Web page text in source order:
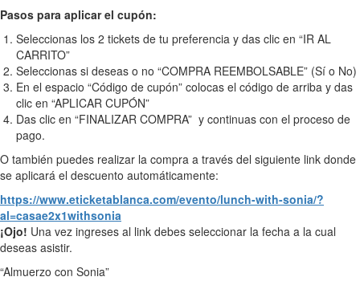
Pasos para aplicar el cupón:
Seleccionas los 2 tickets de tu preferencia y das clic en “IR AL
CARRITO”
Seleccionas si deseas o no “COMPRA REEMBOLSABLE” (Sí o No)
En el espacio “Código de cupón” colocas el código de arriba y das
clic en “APLICAR CUPÓN”
Das clic en “FINALIZAR COMPRA” y continuas con el proceso de
pago.
O también puedes realizar la compra a través del siguiente link donde
se aplicará el descuento automáticamente:
https://www.eticketablanca.com/evento/lunch-with-sonia/?
al=casae2x1withsonia
¡Ojo! Una vez ingreses al link debes seleccionar la fecha a la cual
deseas asistir.
“Almuerzo con Sonia”